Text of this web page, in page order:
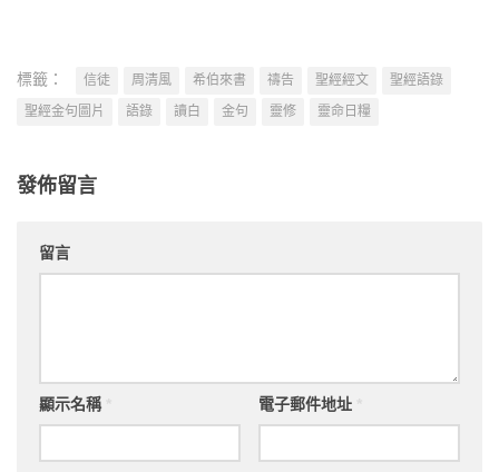
標籤： 信徒 周清風 希伯來書 禱告 聖經經文
聖經語錄
聖經金句圖片
語錄 讀白 金句 靈修 靈命日糧
發佈留言
留言
顯示名稱 電子郵件地址